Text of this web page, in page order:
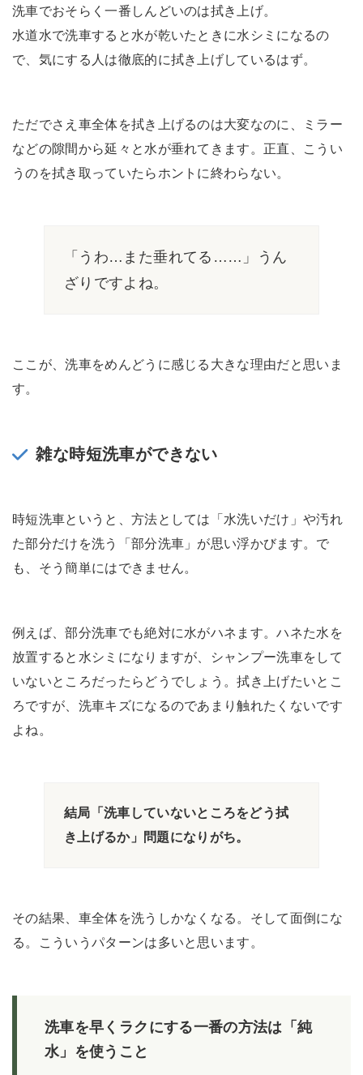
洗車でおそらく一番しんどいのは拭き上げ。
水道水で洗車すると水が乾いたときに水シミになるの
で、気にする人は徹底的に拭き上げしているはず。
ただでさえ車全体を拭き上げるのは大変なのに、ミラー
などの隙間から延々と水が垂れてきます。正直、こうい
うのを拭き取っていたらホントに終わらない。
「うわ…また垂れてる……」うん
ざりですよね。
ここが、洗車をめんどうに感じる大きな理由だと思いま
す。
雑な時短洗車ができない
時短洗車というと、方法としては「水洗いだけ」や汚れ
た部分だけを洗う「部分洗車」が思い浮かびます。で
も、そう簡単にはできません。
例えば、部分洗車でも絶対に水がハネます。ハネた水を
放置すると水シミになりますが、シャンプー洗車をして
いないところだったらどうでしょう。拭き上げたいとこ
ろですが、洗車キズになるのであまり触れたくないです
よね。
結局「洗車していないところをどう拭
き上げるか」問題になりがち。
その結果、車全体を洗うしかなくなる。そして面倒にな
る。こういうパターンは多いと思います。
洗車を早くラクにする一番の方法は「純
水」を使うこと